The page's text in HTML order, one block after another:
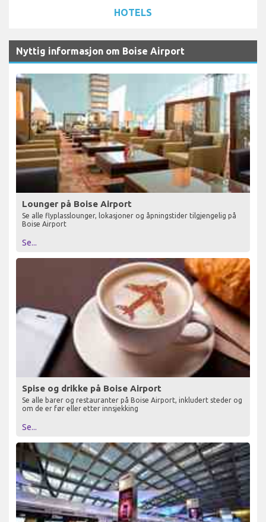
HOTELS
Nyttig informasjon om Boise Airport
Lounger på Boise Airport
Se alle flyplasslounger, lokasjoner og åpningstider tilgjengelig på
Boise Airport
Se...
Spise og drikke på Boise Airport
Se alle barer og restauranter på Boise Airport, inkludert steder og
om de er før eller etter innsjekking
Se...